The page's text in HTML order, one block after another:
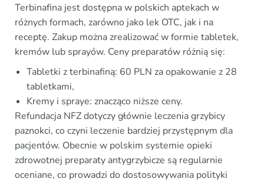
Terbinafina jest dostępna w polskich aptekach w
różnych formach, zarówno jako lek OTC, jak i na
receptę. Zakup można zrealizować w formie tabletek,
kremów lub sprayów. Ceny preparatów różnią się:
Tabletki z terbinafiną: 60 PLN za opakowanie z 28
tabletkami,
Kremy i spraye: znacząco niższe ceny.
Refundacja NFZ dotyczy głównie leczenia grzybicy
paznokci, co czyni leczenie bardziej przystępnym dla
pacjentów. Obecnie w polskim systemie opieki
zdrowotnej preparaty antygrzybicze są regularnie
oceniane, co prowadzi do dostosowywania polityki